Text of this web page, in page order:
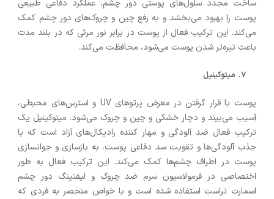
ساخت مجدد سلول‌های پوستی دور چشم، عملکرد دفاعی طبیعی
پوست را بهبود می‌بخشد و به رفع چین و چروک‌های دور چشم کمک
می‌کند. این ترکیب فعال از پوست در برابر نور مرئی که در بلند مدت
باعث تیره‌تر شدن پوست می‌شود، محافظت می‌کند.
میتوکینیل
پوست با قرار گرفتن در معرض پرتوهای UV و استرس‌های محیطی،
آسیب می‌بیند و دچار خشکی و چین و چروک می‌شود. میتوکینیل یک
ترکیب فعال ضد آلودگی و مهار کننده رادیکال‌های آزاد است که با
جذب آلودگی‌ها و تقویت سد دفاعی پوست، به بازسازی و جوانسازی
پوست در اطراف چشم‌ها کمک می‌کند. این ترکیب فعال به طور
اختصاصی در فرمولاسیون سرم ضد چروک و لیفتینگ دور چشم
اسمارت تراست استفاده شده است و با خواص منحصر به فردی که